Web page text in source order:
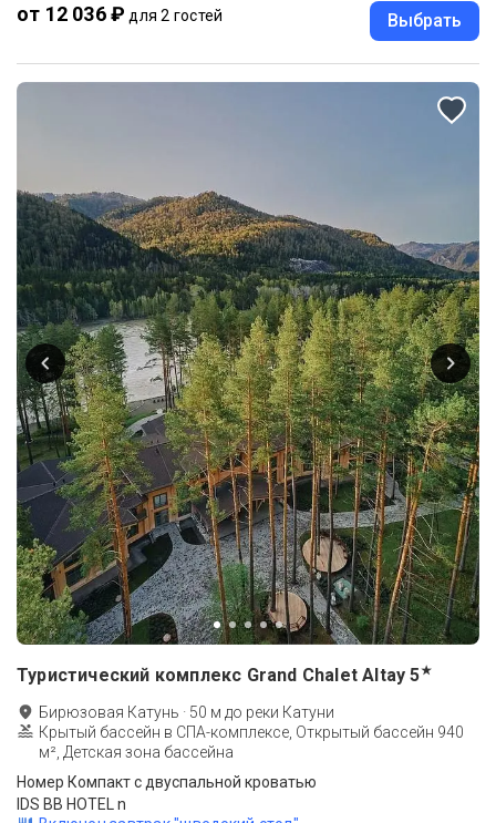
от 12 036 ₽ для 2 гостей Выбрать
Туристический комплекс Grand Chalet Altay 5★
Бирюзовая Катунь · 50 м до реки Катуни
Крытый бассейн в СПА-комплексе, Открытый бассейн 940
м², Детская зона бассейна
Номер Компакт c двуспальной кроватью
IDS BB HOTEL n